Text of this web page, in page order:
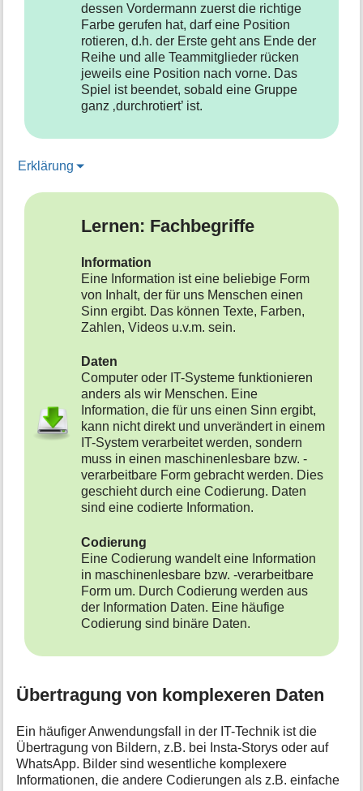
dessen Vordermann zuerst die richtige
Farbe gerufen hat, darf eine Position
rotieren, d.h. der Erste geht ans Ende der
Reihe und alle Teammitglieder rücken
jeweils eine Position nach vorne. Das
Spiel ist beendet, sobald eine Gruppe
ganz ‚durchrotiert’ ist.
Erklärung
Lernen: Fachbegriffe
Information
Eine Information ist eine beliebige Form
von Inhalt, der für uns Menschen einen
Sinn ergibt. Das können Texte, Farben,
Zahlen, Videos u.v.m. sein.
Daten
Computer oder IT-Systeme funktionieren
anders als wir Menschen. Eine
Information, die für uns einen Sinn ergibt,
kann nicht direkt und unverändert in einem
IT-System verarbeitet werden, sondern
muss in einen maschinenlesbare bzw. -
verarbeitbare Form gebracht werden. Dies
geschieht durch eine Codierung. Daten
sind eine codierte Information.
Codierung
Eine Codierung wandelt eine Information
in maschinenlesbare bzw. -verarbeitbare
Form um. Durch Codierung werden aus
der Information Daten. Eine häufige
Codierung sind binäre Daten.
Übertragung von komplexeren Daten
Ein häufiger Anwendungsfall in der IT-Technik ist die
Übertragung von Bildern, z.B. bei Insta-Storys oder auf
WhatsApp. Bilder sind wesentliche komplexere
Informationen, die andere Codierungen als z.B. einfache